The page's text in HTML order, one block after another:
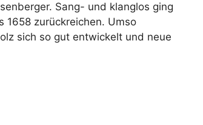
Sang- und klanglos ging
1658 zurückreichen. Umso
sich so gut entwickelt und neue